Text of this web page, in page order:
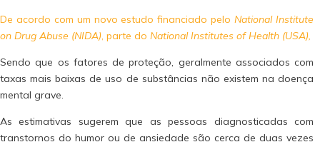
De acordo com um novo estudo financiado peloNational Institute
on Drug Abuse (NIDA), parte do National Institutes of Health (USA),
Sendo que os fatores de proteção, geralmente associados com
taxas mais baixas de uso de substâncias não existem na doença
mental grave.
As estimativas sugerem que as pessoas diagnosticadas com
transtornos do humor ou de ansiedade são cerca de duas vezes